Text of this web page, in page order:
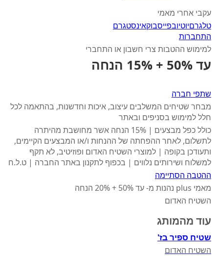
עקבי אחרי מאמי
טלגרםיוטיובפייסבוקאינסטגרם
התחברות
למימוש ההטבות צרי חשבון או התחברי
עד 50% + 15% הנחה
שתפי חברה
מבחר שטיחים המשלבים עיצוב, איכות וחדשנות, בהתאמה לכל
חלל למימוש בסניפים ובאתר
כולל כפל מבצעים | 15% הנחה אשר מחושבת מהיתרה
לתשלום, לאחר ההפחתה של ההנחות ו/או המבצעים הקיימים,
ותעודכן בקופה | למוצרי השטיח האדום ופוזיטיב, לא תקף
למשלוח ושירותים נלווים | בכפוף לתקנון באתר החברה | ט.ל.ח
ההטבה הסתיימה
מאמי plus נהנות מ- עד 50% + 20% הנחה
השטיח האדום
עוד מהמותג
שטיח ספיר בז'
השטיח האדום